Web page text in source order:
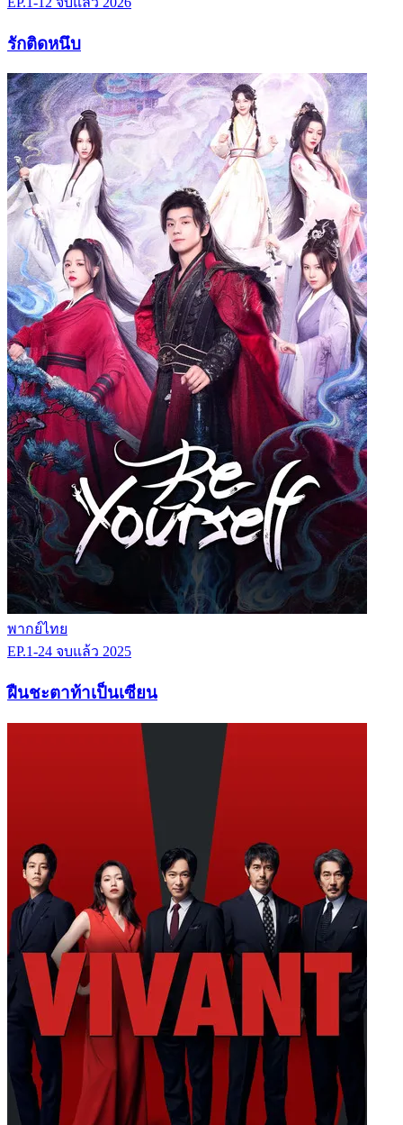
รักติดหนึบ
พากย์ไทย
EP.1-24 จบแล้ว 2025
ฝืนชะตาท้าเป็นเซียน